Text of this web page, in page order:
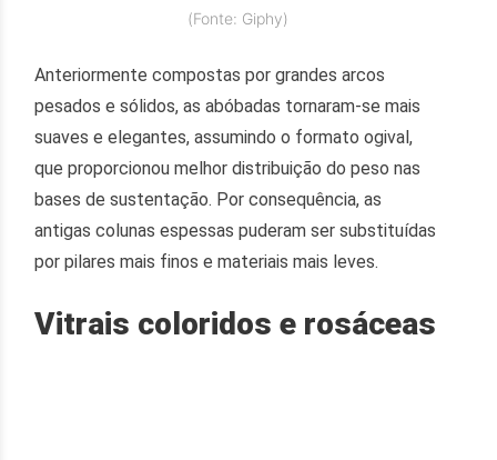
(Fonte: Giphy)
Anteriormente compostas por grandes arcos
pesados e sólidos, as abóbadas tornaram-se mais
suaves e elegantes, assumindo o formato ogival,
que proporcionou melhor distribuição do peso nas
bases de sustentação. Por consequência, as
antigas colunas espessas puderam ser substituídas
por pilares mais finos e materiais mais leves.
Vitrais coloridos e rosáceas